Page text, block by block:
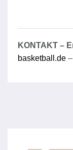
KONTAKT –
basketball.de –